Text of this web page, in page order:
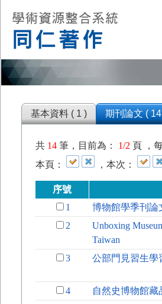
基本資料 ( 1 ) 期刊論文 (
共 14筆，目前為： 1/2 頁 ，
本頁：
，本次：
序號
1
博物館學季刊論
2
Unboxing
Taiwan
3
公部門見習生學
4
自然史博物館